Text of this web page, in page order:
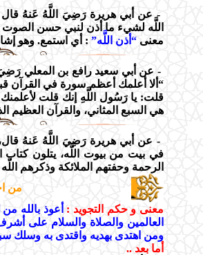
- عن أبي هريرة رَضِيَ اللَّهُ عَنهُ
اللَّه لشيء ما أذن لنبي حسن الصوت
معنى “أذن اللَّه” : أي استمع. وهو
- عن أبي سعيد رافع بن المعلي
“ألا أعلمك أعظم سورة في القرآن
قلت: يا رَسُول اللَّهِ إنك قلت
هي السبع المثاني، والقرآن العظيم
- عن أبي هريرة رَضِيَ اللَّهُ عَنهُ
في بيت من بيوت اللَّه، يتلون كتاب
الرحمة وحفتهم الملائكة وذكرهم
من
معنى و حكم التجويد : أعوذ بالله
العالمين والصلاة والسلام على
ومن اهتدى بهديه واقتدى به وسلك
أما بعد ..